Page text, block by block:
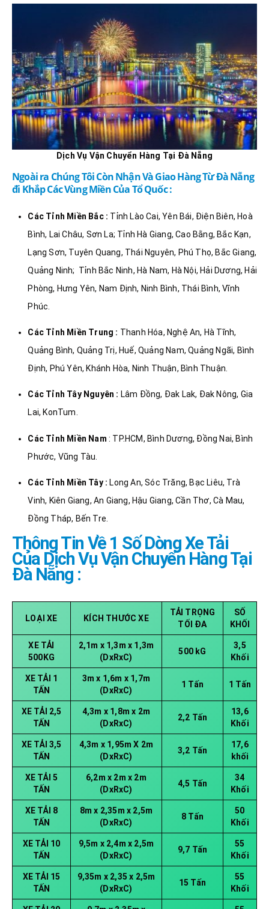
Dịch Vụ Vận Chuyển Hàng Tại Đà Nẵng
Ngoài ra Chúng Tôi Còn Nhận Và Giao Hàng Từ Đà Nẵng
đi Khắp Các Vùng Miền Của Tổ Quốc :
Các Tỉnh Miền Bắc : Tỉnh Lào Cai, Yên Bái, Điện Biên, Hoà
Bình, Lai Châu, Sơn La; Tỉnh Hà Giang, Cao Bằng, Bắc Kạn,
Lạng Sơn, Tuyên Quang, Thái Nguyên, Phú Thọ, Bắc Giang,
Quảng Ninh; Tỉnh Bắc Ninh, Hà Nam, Hà Nội, Hải Dương, Hải
Phòng, Hưng Yên, Nam Định, Ninh Bình, Thái Bình, Vĩnh
Phúc.
Các Tỉnh Miền Trung : Thanh Hóa, Nghệ An, Hà Tĩnh,
Quảng Bình, Quảng Trị, Huế, Quảng Nam, Quảng Ngãi, Bình
Định, Phú Yên, Khánh Hòa, Ninh Thuận, Bình Thuận.
Các Tỉnh Tây Nguyên : Lâm Đồng, Đak Lak, Đak Nông, Gia
Lai, KonTum.
Các Tỉnh Miền Nam : TP.HCM, Bình Dương, Đồng Nai, Bình
Phước, Vũng Tàu.
Các Tỉnh Miền Tây : Long An, Sóc Trăng, Bạc Liêu, Trà
Vinh, Kiên Giang, An Giang, Hậu Giang, Cần Thơ, Cà Mau,
Đồng Tháp, Bến Tre.
Thông Tin Về 1 Số Dòng Xe Tải
Của Dịch Vụ Vận Chuyển Hàng Tại
Đà Nẵng :
LOẠI XE KÍCH THƯỚC XE
TẢI TRỌNG
TỐI ĐA
SỐ
KHỐI
XE TẢI
500KG
2,1m x 1,3m x 1,3m
(DxRxC)
500 kG
3,5
Khối
XE TẢI 1
TẤN
3m x 1,6m x 1,7m
(DxRxC)
1 Tấn 1 Tấn
XE TẢI 2,5
TẤN
4,3m x 1,8m x 2m
(DxRxC)
2,2 Tấn
13,6
Khối
XE TẢI 3,5
TẤN
4,3m x 1,95m X 2m
(DxRxC)
3,2 Tấn
17,6
khối
XE TẢI 5
TẤN
6,2m x 2m x 2m
(DxRxC)
4,5 Tấn
34
Khối
XE TẢI 8
TẤN
8m x 2,35m x 2,5m
(DxRxC)
8 Tấn
50
Khối
XE TẢI 10
TẤN
9,5m x 2,4m x 2,5m
(DxRxC)
9,7 Tấn
55
Khối
XE TẢI 15
TẤN
9,35m x 2,35 x 2,5m
(DxRxC)
15 Tấn
55
Khối